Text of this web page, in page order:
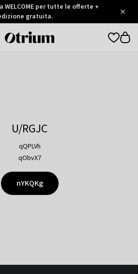
WELCOME per tutte le offerte +
gratuita.
Otrium
U/RGJC
qQPLVh
qObvX7
nYKQKg